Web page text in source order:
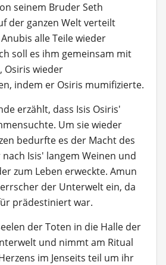
seinem Bruder Seth
der ganzen Welt verteilt
alle Teile wieder
soll es ihm gemeinsam mit
Osiris wieder
indem er Osiris mumifizierte.
erzählt, dass Isis Osiris'
Um sie wieder
bedurfte es der Macht des
Isis' langem Weinen und
zum Leben erweckte. Amun
der Unterwelt ein, da
prädestiniert war.
der Toten in die Halle der
und nimmt am Ritual
im Jenseits teil um ihr